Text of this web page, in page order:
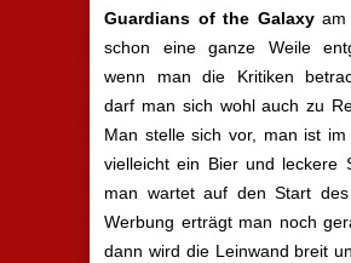
Guardians of the Galaxyam
schon eine ganze Weile
wenn man die Kritiken
darf man sich wohl auch zu
Man stelle sich vor, man ist im
vielleicht ein Bier und leckere
man wartet auf den Start
Werbung erträgt man noch
dann wird die Leinwand breit